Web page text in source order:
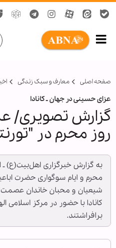
صفحه اصلی معارف و سبک زندگی
عزای حسینی در جهان ـ کانادا
گزارش تصویری/
روز محرم در
به گزارش خبرگزاری اهل‌بیت(ع) ـ
محرم و ایام سوگواری حضرت
شیعیان و محبان خاندان عصمت
کانادا با حضور در مرکز اسلامی
برافراشتند.